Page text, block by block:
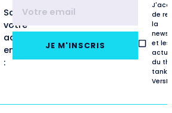
Saisissez
votre
adresse
email
:
JE M'INSCRIS
de
la
et les
du
tank